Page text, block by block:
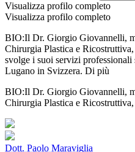
Visualizza profilo completo
Visualizza profilo completo
BIO:Il Dr. Giorgio Giovannelli,
Chirurgia Plastica e
svolge i suoi servizi professionali
Lugano in Svizzera. Di più
BIO:Il Dr. Giorgio Giovannelli,
Chirurgia Plastica e
Dott. Paolo Maraviglia